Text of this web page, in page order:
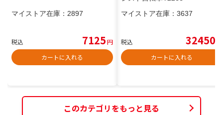
マイストア在庫： 2897
税込 7125円
カートに入れる
マイストア在庫： 3637
税込 32450
カートに入れる
このカテゴリをもっと見る